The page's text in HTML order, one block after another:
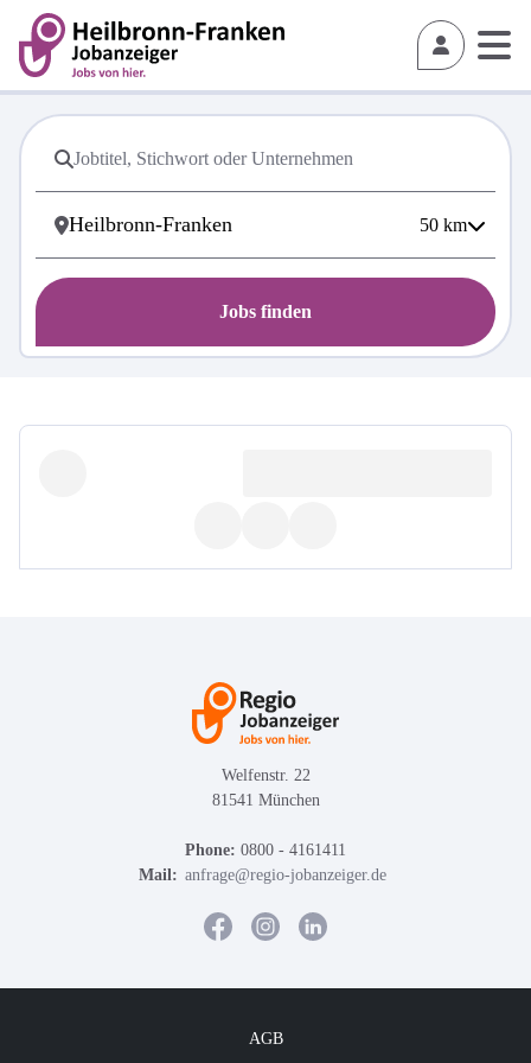
50 km
Jobs finden
Welfenstr. 22
81541 München
Phone: 0800 - 4161411
Mail: anfrage@regio-jobanzeiger.de
AGB